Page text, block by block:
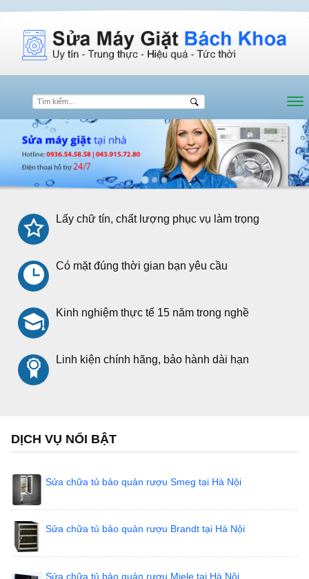
Lấy chữ tín, chất lượng phục vụ làm trọng
Có mặt đúng thời gian bạn yêu cầu
Kinh nghiệm thực tế 15 năm trong nghề
Linh kiện chính hãng, bảo hành dài hạn
DỊCH VỤ NỔI BẬT
Sửa chữa tủ bảo quản rượu Smeg tại Hà Nội
Sửa chữa tủ bảo quản rượu Brandt tại Hà Nội
Sửa chữa tủ bảo quản rượu Miele tại Hà Nội